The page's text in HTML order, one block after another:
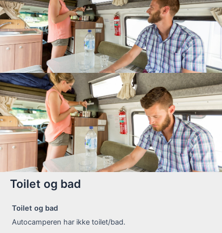
Toilet og bad
Toilet og bad
Autocamperen har ikke toilet/bad.